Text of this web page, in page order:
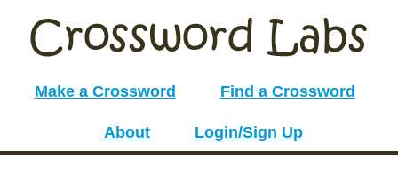
Make a Crossword Find a Crossword
About Login/Sign Up